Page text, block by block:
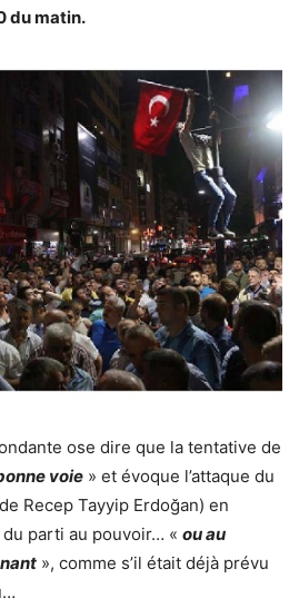
du matin.
ose dire que la tentative de
voie » et évoque l’attaque du
Recep Tayyip Erdoğan) en
parti au pouvoir… « ou au
», comme s’il était déjà prévu